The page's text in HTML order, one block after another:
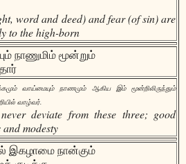
word and deed) and fear (of sin) are
to the high-born
நாணுமிம் மூன்றும்
வாய்மையும் நாணமும் ஆகிய இம் மூன்றிலிருந்தும்
வாழ்வர்.
deviate from these three; good
modesty
நான்கும்